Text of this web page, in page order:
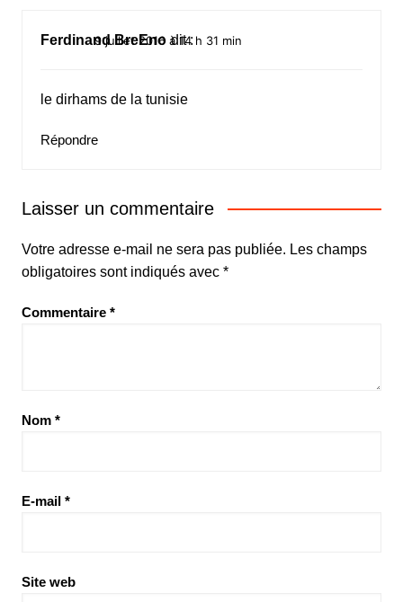
Ferdinand BreEno dit :
9 juillet 2016 à 14 h 31 min
le dirhams de la tunisie
Répondre
Laisser un commentaire
Votre adresse e-mail ne sera pas publiée. Les champs
obligatoires sont indiqués avec *
Commentaire *
Nom *
E-mail *
Site web